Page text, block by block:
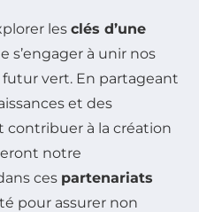
les clés d’une
s’engager à unir nos
vert. En partageant
et des
contribuer à la création
notre
ces partenariats
pour assurer non